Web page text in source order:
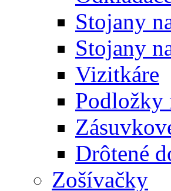
Stojany
Stojany
Vizitkáre
Podložky
Drôtené
Zošívačky